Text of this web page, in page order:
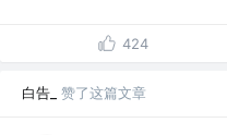
424
白告_ 赞了这篇文章